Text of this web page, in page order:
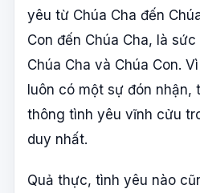
yêu từ Chúa Cha đến
Con đến Chúa Cha, là
Chúa Cha và Chúa Con.
luôn có một sự đón nhận,
thông tình yêu vĩnh cửu
duy nhất.
Quả thực, tình yêu nào